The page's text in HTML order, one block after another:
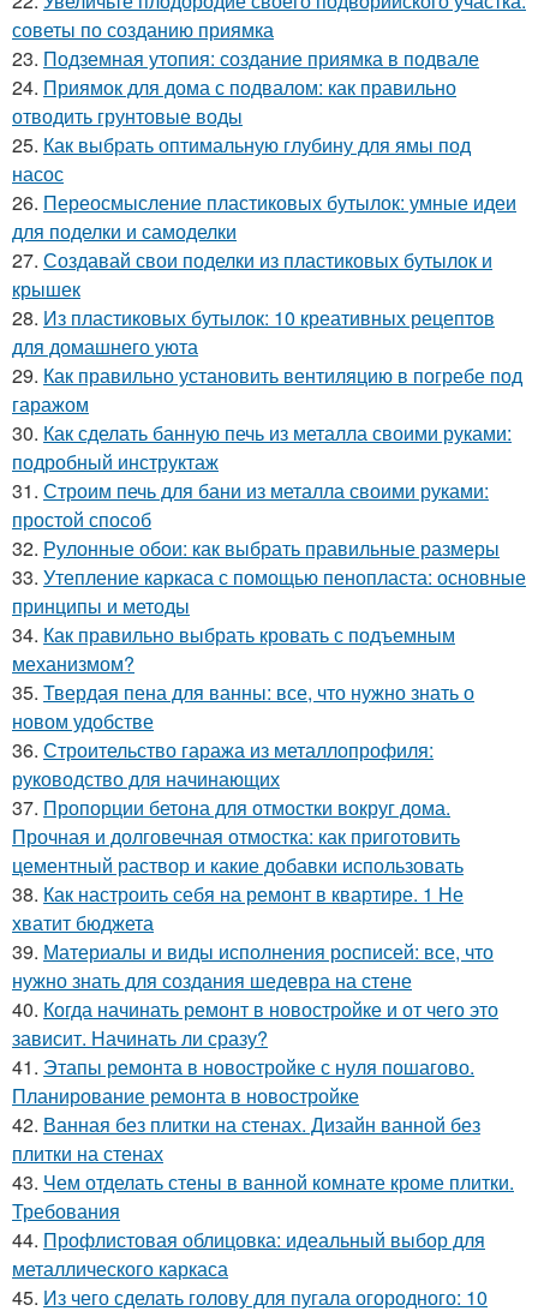
советы по созданию приямка
23. Подземная утопия: создание приямка в подвале
24. Приямок для дома с подвалом: как правильно
отводить грунтовые воды
25. Как выбрать оптимальную глубину для ямы под
насос
26. Переосмысление пластиковых бутылок: умные идеи
для поделки и самоделки
27. Создавай свои поделки из пластиковых бутылок и
крышек
28. Из пластиковых бутылок: 10 креативных рецептов
для домашнего уюта
29. Как правильно установить вентиляцию в погребе под
гаражом
30. Как сделать банную печь из металла своими руками:
подробный инструктаж
31. Строим печь для бани из металла своими руками:
простой способ
32. Рулонные обои: как выбрать правильные размеры
33. Утепление каркаса с помощью пенопласта: основные
принципы и методы
34. Как правильно выбрать кровать с подъемным
механизмом?
35. Твердая пена для ванны: все, что нужно знать о
новом удобстве
36. Строительство гаража из металлопрофиля:
руководство для начинающих
37. Пропорции бетона для отмостки вокруг дома.
Прочная и долговечная отмостка: как приготовить
цементный раствор и какие добавки использовать
38. Как настроить себя на ремонт в квартире. 1 Не
хватит бюджета
39. Материалы и виды исполнения росписей: все, что
нужно знать для создания шедевра на стене
40. Когда начинать ремонт в новостройке и от чего это
зависит. Начинать ли сразу?
41. Этапы ремонта в новостройке с нуля пошагово.
Планирование ремонта в новостройке
42. Ванная без плитки на стенах. Дизайн ванной без
плитки на стенах
43. Чем отделать стены в ванной комнате кроме плитки.
Требования
44. Профлистовая облицовка: идеальный выбор для
металлического каркаса
45. Из чего сделать голову для пугала огородного: 10